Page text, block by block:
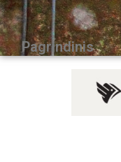
Pagrindinis